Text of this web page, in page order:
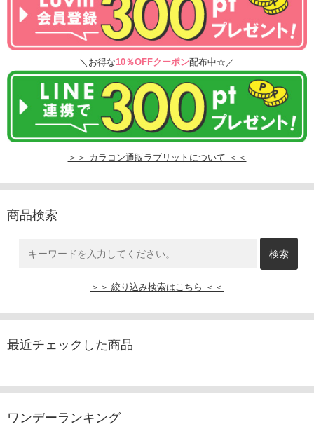
＼お得な10％OFFクーポン配布中☆／
＞＞ カラコン通販ラブリットについて ＜＜
商品検索
＞＞ 絞り込み検索はこちら ＜＜
最近チェックした商品
ワンデーランキング